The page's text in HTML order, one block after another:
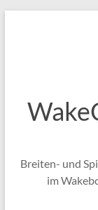
Breiten- und
im